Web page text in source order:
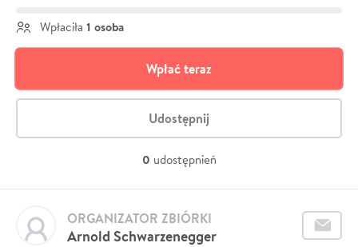
Wpłaciła 1 osoba
Wpłać teraz
Udostępnij
0 udostępnień
Arnold Schwarzenegger
ORGANIZATOR ZBIÓRKI